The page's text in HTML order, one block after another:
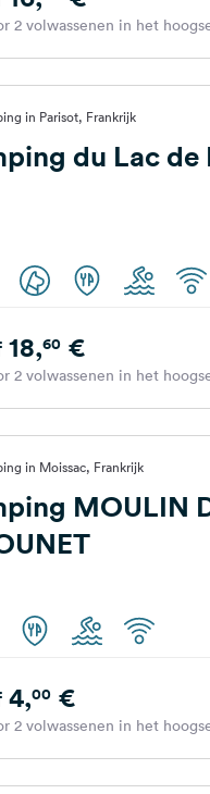
2 volwassenen in het
in Parisot, Frankrijk
du Lac de
18,60€
2 volwassenen in het
in Moissac, Frankrijk
MOULIN
4,00€
2 volwassenen in het